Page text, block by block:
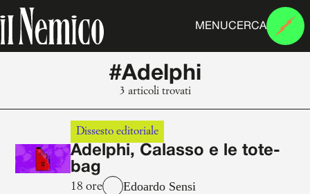
MENUCERCA
#Adelphi
3 articoli trovati
Dissesto editoriale
Adelphi, Calasso e le tote-
bag
18 ore Edoardo Sensi